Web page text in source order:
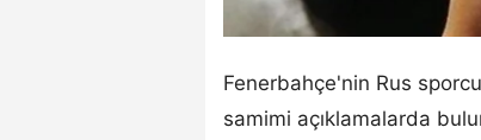
Fenerbahçe'nin Rus
samimi açıklamalarda